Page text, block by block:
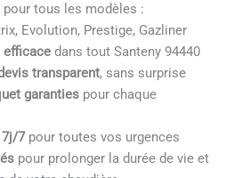
pour tous les modèles :
Evolution, Prestige, Gazliner
efficacedans tout Santeny 94440
transparent, sans surprise
garantiespour chaque
7pour toutes vos urgences
pour prolonger la durée de vie et